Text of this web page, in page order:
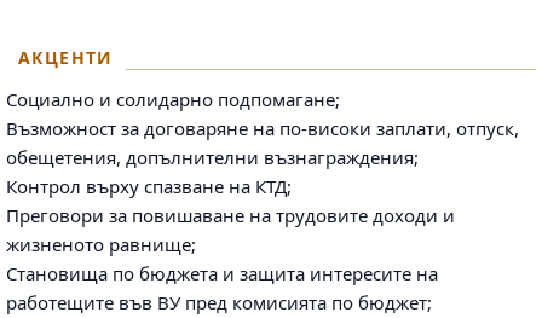
АКЦЕНТИ
Социално и солидарно подпомагане;
Възможност за договаряне на по-високи заплати, отпуск,
обещетения, допълнителни възнаграждения;
Контрол върху спазване на КТД;
Преговори за повишаване на трудовите доходи и
жизненото равнище;
Становища по бюджета и защита интересите на
работещите във ВУ пред комисията по бюджет;